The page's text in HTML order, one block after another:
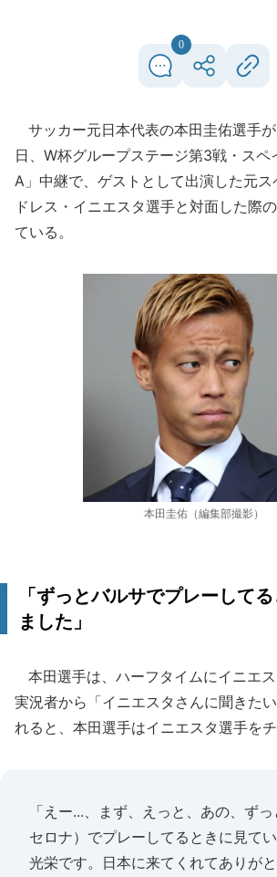
0
サッカー元日本代表の本田圭佑選手
日、W杯グループステージ第3戦・スペ
A」中継で、ゲストとして出演した元
ドレス・イニエスタ選手と対面した際
ている。
本田圭佑（編集部撮影）
「ずっとバルサでプレーして
ました」
本田選手は、ハーフタイムにイニエス
実況者から「イニエスタさんに聞きた
れると、本田選手はイニエスタ選手を
「えー...、まず、えっと、あの、ず
セロナ）でプレーしてるときに見て
光栄です。日本に来てくれてありが